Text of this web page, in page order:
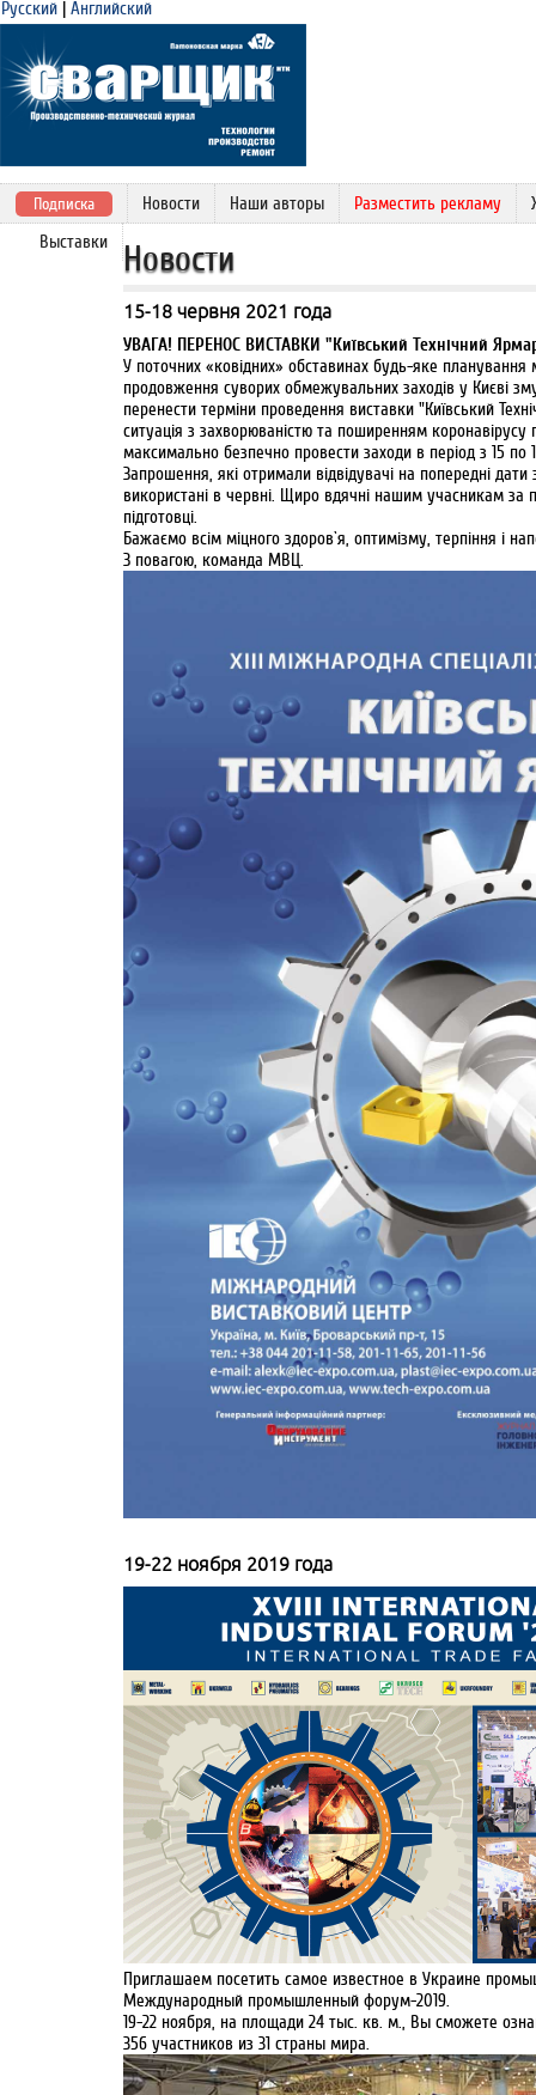
Русский Английский
Подписка Новости Наши авторы Разместить рекламу
Выставки
Новости
15-18 червня 2021 года
УВАГА! ПЕРЕНОС ВИСТАВКИ "Київський Технічний
У поточних «ковідних» обставинах будь-яке планування
продовження суворих обмежувальних заходів у Києві
перенести терміни проведення виставки "Київський
ситуація з захворюваністю та поширенням
максимально безпечно провести заходи в період з 15 по
Запрошення, які отримали відвідувачі на попередні
використані в червні. Щиро вдячні нашим учасникам за
підготовці.
Бажаємо всім міцного здоров`я, оптимізму, терпіння і
З повагою, команда МВЦ.
19-22 ноября 2019 года
Приглашаем посетить самое известное в Украине
Международный промышленный форум-2019.
19-22 ноября, на площади 24 тыс. кв. м., Вы сможете
356 участников из 31 страны мира.